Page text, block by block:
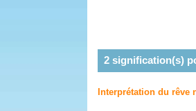
2signification(s)
Interprétation du